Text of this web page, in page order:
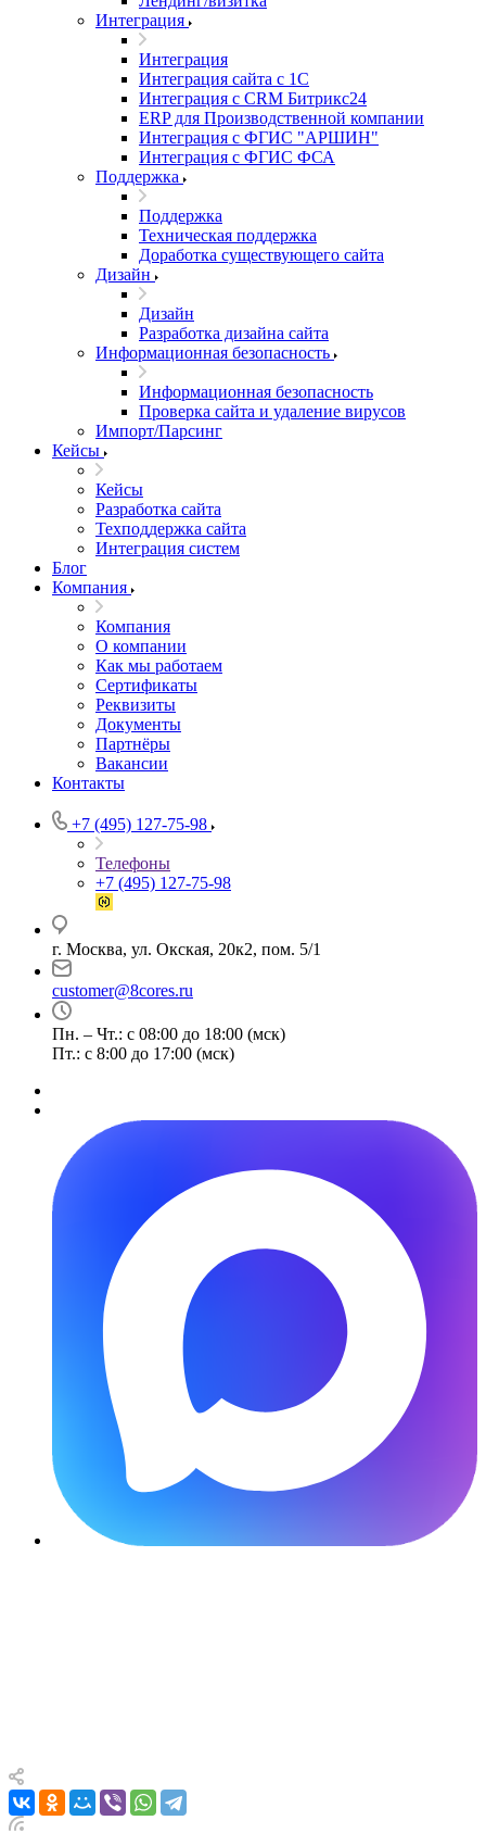
Интеграция
Интеграция
Интеграция сайта с 1С
Интеграция с CRM Битрикс24
ERP для Производственной компании
Интеграция с ФГИС "АРШИН"
Интеграция с ФГИС ФСА
Поддержка
Поддержка
Техническая поддержка
Доработка существующего сайта
Дизайн
Дизайн
Разработка дизайна сайта
Информационная безопасность
Информационная безопасность
Проверка сайта и удаление вирусов
Импорт/Парсинг
Кейсы
Кейсы
Разработка сайта
Техподдержка сайта
Интеграция систем
Блог
Компания
Компания
О компании
Как мы работаем
Сертификаты
Реквизиты
Документы
Партнёры
Вакансии
Контакты
+7 (495) 127-75-98
Телефоны
+7 (495) 127-75-98
г. Москва, ул. Окская, 20к2, пом. 5/1
customer@8cores.ru
Пн. – Чт.: с 08:00 до 18:00 (мск)
Пт.: с 8:00 до 17:00 (мск)